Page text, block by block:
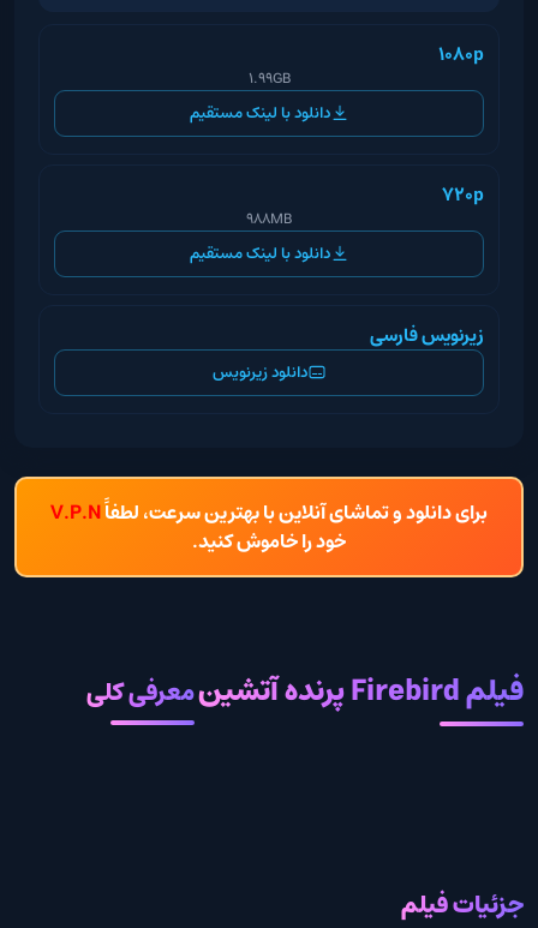
1080p
1.99GB
دانلود با لینک مستقیم
720p
988MB
دانلود با لینک مستقیم
زیرنویس فارسی
دانلود زیرنویس
برای دانلود و تماشای آنلاین با بهترین سرعت، لطفاًV.P.N
خود را خاموش کنید.
فیلم Firebird پرنده آتشین معرفی کلی
جزئیات فیلم